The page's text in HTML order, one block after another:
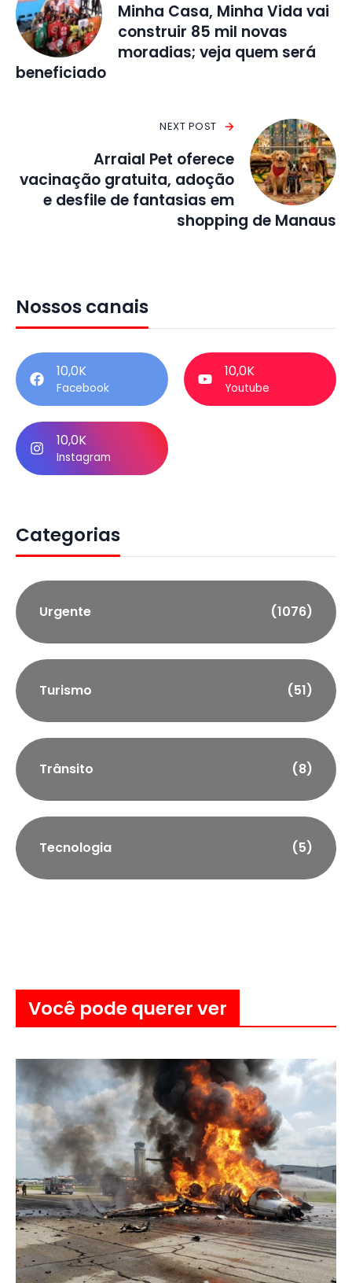
Minha Casa, Minha Vida vai
construir 85 mil novas
moradias; veja quem será
beneficiado
NEXT POST
Arraial Pet oferece
vacinação gratuita, adoção
e desfile de fantasias em
shopping de Manaus
Nossos canais
10,0K
Facebook
10,0K
Youtube
10,0K
Instagram
Categorias
Urgente (1076)
Turismo (51)
Trânsito (8)
Tecnologia (5)
Você pode querer ver